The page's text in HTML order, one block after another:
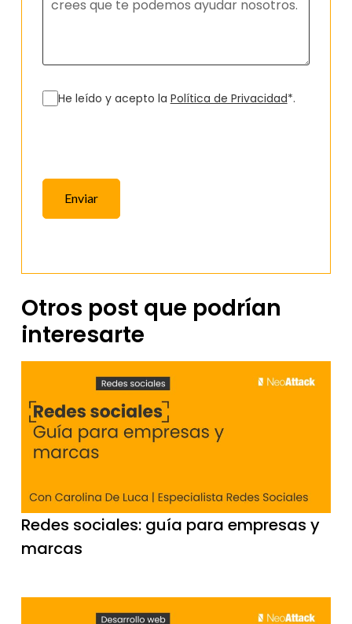
He leído y acepto la Política de Privacidad*.
Enviar
Otros post que podrían
interesarte
Redes sociales: guía para empresas y
marcas